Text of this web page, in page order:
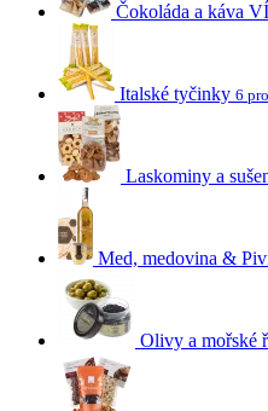
Čokoláda a káva
Italské tyčinky 6
Laskominy a
Med, medovina &
Olivy a mořské